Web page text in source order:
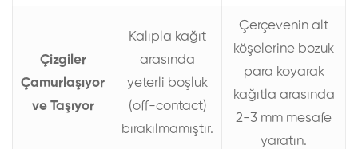
Çizgiler
Çamurlaşıyor
ve Taşıyor
Kalıpla kağıt
arasında
yeterli boşluk
(off-contact)
bırakılmamıştır.
Çerçevenin alt
köşelerine bozuk
para koyarak
kağıtla arasında
2-3 mm mesafe
yaratın.